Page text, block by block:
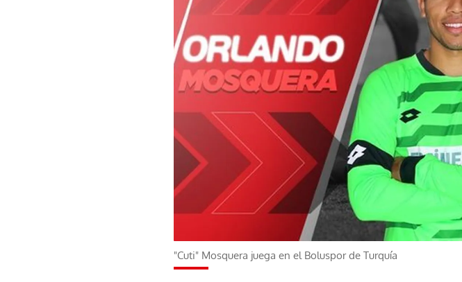
"Cuti" Mosquera juega en el Boluspor de Turquía